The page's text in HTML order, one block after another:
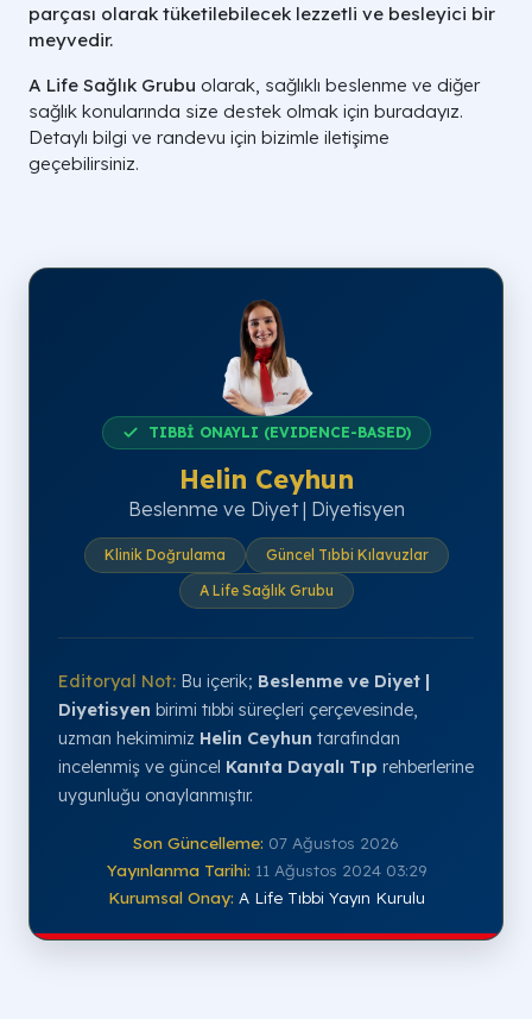
parçası olarak tüketilebilecek lezzetli ve besleyici bir
meyvedir.
A Life Sağlık Grubu olarak, sağlıklı beslenme ve diğer
sağlık konularında size destek olmak için buradayız.
Detaylı bilgi ve randevu için bizimle iletişime
geçebilirsiniz.
TIBBİ ONAYLI (EVIDENCE-BASED)
Helin Ceyhun
Beslenme ve Diyet | Diyetisyen
Klinik Doğrulama
Güncel Tıbbi Kılavuzlar
A Life Sağlık Grubu
Editoryal Not: Bu içerik; Beslenme ve Diyet |
Diyetisyen birimi tıbbi süreçleri çerçevesinde,
uzman hekimimiz Helin Ceyhun tarafından
incelenmiş ve güncel Kanıta Dayalı Tıp rehberlerine
uygunluğu onaylanmıştır.
Son Güncelleme: 07 Ağustos 2026
Yayınlanma Tarihi: 11 Ağustos 2024 03:29
Kurumsal Onay: A Life Tıbbi Yayın Kurulu